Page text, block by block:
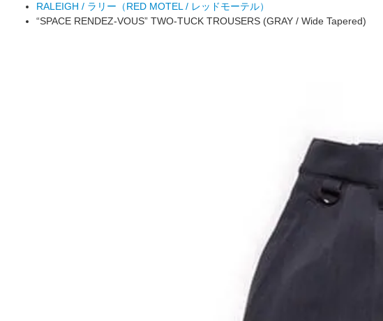
RALEIGH / ラリー（RED MOTEL / レッドモーテル）
“SPACE RENDEZ-VOUS” TWO-TUCK TROUSERS (GRAY / Wide Tapered)